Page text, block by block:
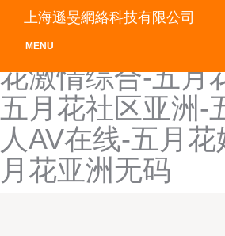
五月花av在线-五
月花网-五月花成
花激情综合-五月
五月花社区亚洲-
人AV在线-五月花
月花亚洲无码
上海遜旻網絡科技有限公司
MENU